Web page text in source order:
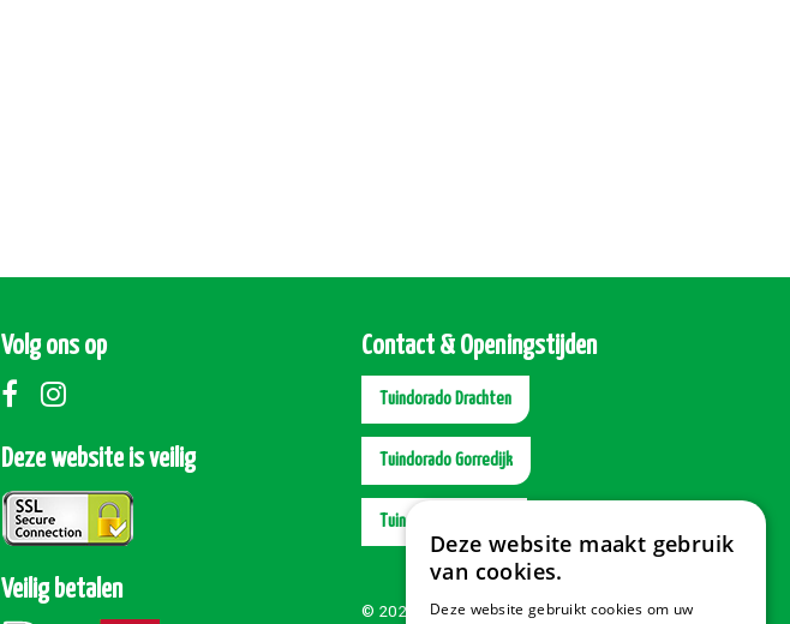
Volg ons op
Deze website is veilig
Veilig betalen
Contact & Openingstijden
Tuindorado Drachten
Tuindorado Gorredijk
Tuindorado Wolvega
© 2026 Tuindorado
Deze website maakt gebruik
van cookies.
Deze website gebruikt cookies om uw